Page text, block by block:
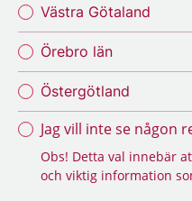
Västra Götaland
Örebro län
Östergötland
Jag vill inte se någon
Obs! Detta val innebär
och viktig information